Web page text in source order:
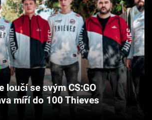
loučí se svým CS:GO
míří do 100 Thieves